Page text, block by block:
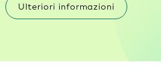
Ulteriori informazioni